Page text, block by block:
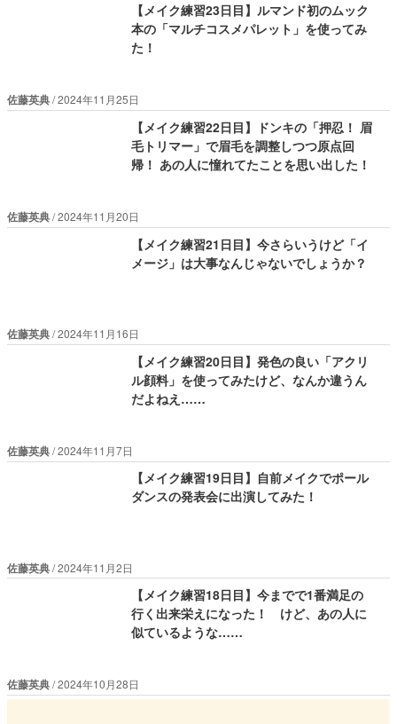
【メイク練習23日目】ルマンド初のムック
本の「マルチコスメパレット」を使ってみ
た！
佐藤英典 2024年11月25日
【メイク練習22日目】ドンキの「押忍！ 眉
毛トリマー」で眉毛を調整しつつ原点回
帰！ あの人に憧れてたことを思い出した！
佐藤英典 2024年11月20日
【メイク練習21日目】今さらいうけど「イ
メージ」は大事なんじゃないでしょうか？
佐藤英典 2024年11月16日
【メイク練習20日目】発色の良い「アクリ
ル顔料」を使ってみたけど、なんか違うん
だよねえ……
佐藤英典 2024年11月7日
【メイク練習19日目】自前メイクでポール
ダンスの発表会に出演してみた！
佐藤英典 2024年11月2日
【メイク練習18日目】今までで1番満足の
行く出来栄えになった！ けど、あの人に
似ているような……
佐藤英典 2024年10月28日